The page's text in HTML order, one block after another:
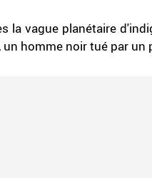
la vague planétaire
homme noir tué par un